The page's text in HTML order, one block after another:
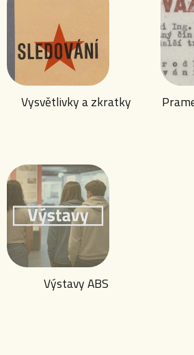
Vysvětlivky a zkratky
Výstavy ABS